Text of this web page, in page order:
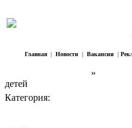
Главная | Новости | Вакансии |
»
детей
Категория: